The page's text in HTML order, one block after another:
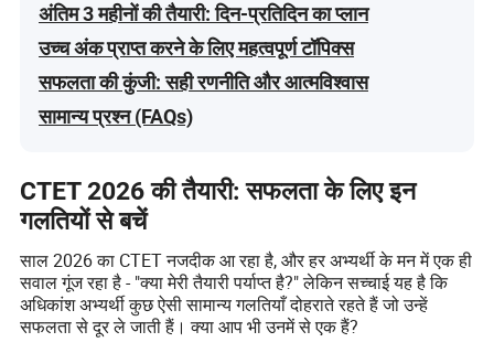
अंतिम 3 महीनों की तैयारी: दिन-प्रतिदिन का प्लान
उच्च अंक प्राप्त करने के लिए महत्वपूर्ण टॉपिक्स
सफलता की कुंजी: सही रणनीति और आत्मविश्वास
सामान्य प्रश्न (FAQs)
CTET 2026 की तैयारी: सफलता के लिए इन
गलतियों से बचें
साल 2026 का CTET नजदीक आ रहा है, और हर अभ्यर्थी के मन में एक ही
सवाल गूंज रहा है - "क्या मेरी तैयारी पर्याप्त है?" लेकिन सच्चाई यह है कि
अधिकांश अभ्यर्थी कुछ ऐसी सामान्य गलतियाँ दोहराते रहते हैं जो उन्हें
सफलता से दूर ले जाती हैं। क्या आप भी उनमें से एक हैं?